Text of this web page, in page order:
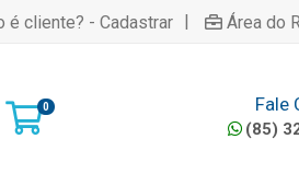
é cliente? - Cadastrar | Área do
0 Fale
(85)